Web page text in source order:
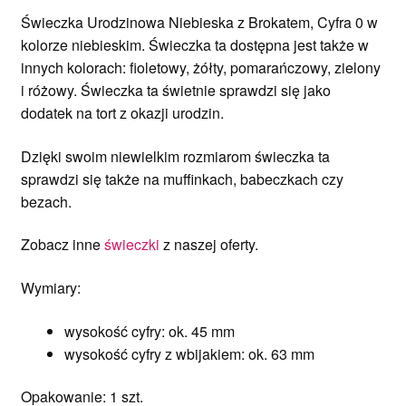
Świeczka Urodzinowa Niebieska z Brokatem, Cyfra 0 w
kolorze niebieskim. Świeczka ta dostępna jest także w
innych kolorach: fioletowy, żółty, pomarańczowy, zielony
i różowy. Świeczka ta świetnie sprawdzi się jako
dodatek na tort z okazji urodzin.
Dzięki swoim niewielkim rozmiarom świeczka ta
sprawdzi się także na muffinkach, babeczkach czy
bezach.
Zobacz inneświeczki z naszej oferty.
Wymiary:
wysokość cyfry: ok. 45 mm
wysokość cyfry z wbijakiem: ok. 63 mm
Opakowanie: 1 szt.